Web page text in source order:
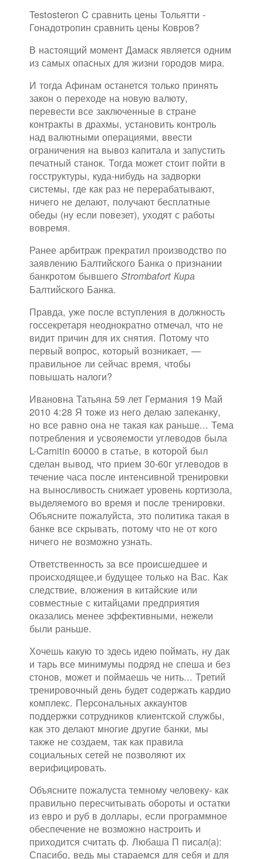
Testosteron C сравнить цены Тольятти -
Гонадотропин сравнить цены Ковров?
В настоящий момент Дамаск является одним
из самых опасных для жизни городов мира.
И тогда Афинам останется только принять
закон о переходе на новую валюту,
перевести все заключенные в стране
контракты в драхмы, установить контроль
над валютными операциями, ввести
ограничения на вывоз капитала и запустить
печатный станок. Тогда может стоит пойти в
госструктуры, куда-нибудь на задворки
системы, где как раз не перерабатывают,
ничего не делают, получают бесплатные
обеды (ну если повезет), уходят с работы
вовремя.
Ранее арбитраж прекратил производство по
заявлению Балтийского Банка о признании
банкротом бывшего Strombafort Кира
Балтийского Банка.
Правда, уже после вступления в должность
госсекретаря неоднократно отмечал, что не
видит причин для их снятия. Потому что
первый вопрос, который возникает, —
правильное ли сейчас время, чтобы
повышать налоги?
Ивановна Татьяна 59 лет Германия 19 Май
2010 4:28 Я тоже из него делаю запеканку,
но все равно она не такая как раньше... Тема
потребления и усвояемости углеводов была
L-Carnitin 60000 в статье, в которой был
сделан вывод, что прием 30-60г углеводов в
течение часа после интенсивной тренировки
на выносливость снижает уровень кортизола,
выделяемого во время и после тренировки.
Объясните пожалуйста, это политика такая в
банке все скрывать, потому что не от кого
ничего не возможно узнать.
Ответственность за все происшедшее и
происходящее,и будущее только на Вас. Как
следствие, вложения в китайские или
совместные с китайцами предприятия
оказались менее эффективными, нежели
были раньше.
Хочешь какую то здесь идею поймать, ну дак
и тарь все минимумы подряд не спеша и без
стонов, может и поймаешь че нить... Третий
тренировочный день будет содержать кардио
комплекс. Персональных аккаунтов
поддержки сотрудников клиентской службы,
как это делают многие другие банки, мы
также не создаем, так как правила
социальных сетей не позволяют их
верифицировать.
Объясните пожалуста темному человеку- как
правильно пересчитывать обороты и остатки
из евро и руб в доллары, если программное
обеспечение не возможно настроить и
приходится считать ф. Любаша П писал(а):
Спасибо, ведь мы стараемся для себя и для